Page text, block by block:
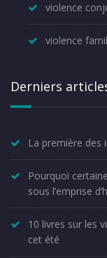
violence
violence
Derniers
La première des
Pourquoi
sous l’emprise
10 livres sur les
cet été